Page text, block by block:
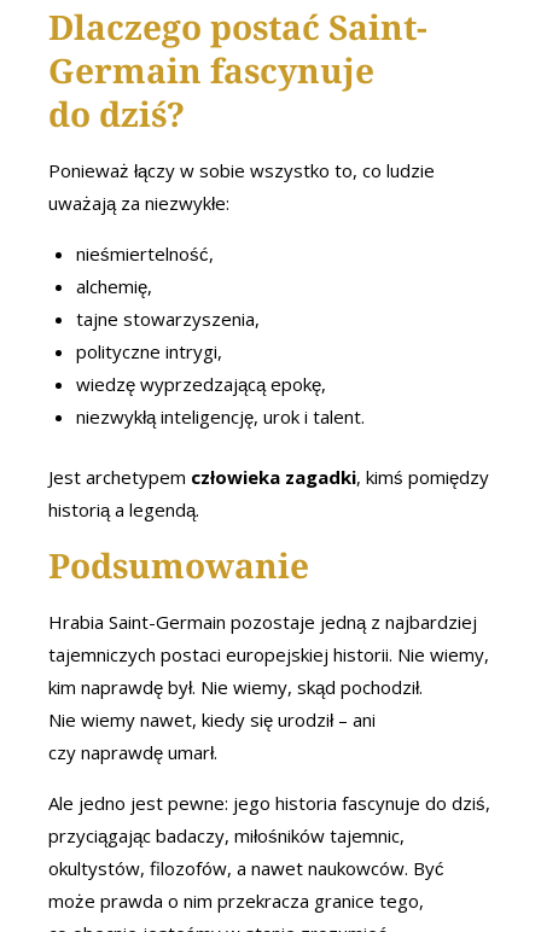
Dlaczego postać Saint-
Germain fascynuje
do dziś?
Ponieważ łączy w sobie wszystko to, co ludzie
uważają za niezwykłe:
nieśmiertelność,
alchemię,
tajne stowarzyszenia,
polityczne intrygi,
wiedzę wyprzedzającą epokę,
niezwykłą inteligencję, urok i talent.
Jest archetypem człowieka zagadki, kimś pomiędzy
historią a legendą.
Podsumowanie
Hrabia Saint-Germain pozostaje jedną z najbardziej
tajemniczych postaci europejskiej historii. Nie wiemy,
kim naprawdę był. Nie wiemy, skąd pochodził.
Nie wiemy nawet, kiedy się urodził – ani
czy naprawdę umarł.
Ale jedno jest pewne: jego historia fascynuje do dziś,
przyciągając badaczy, miłośników tajemnic,
okultystów, filozofów, a nawet naukowców. Być
może prawda o nim przekracza granice tego,